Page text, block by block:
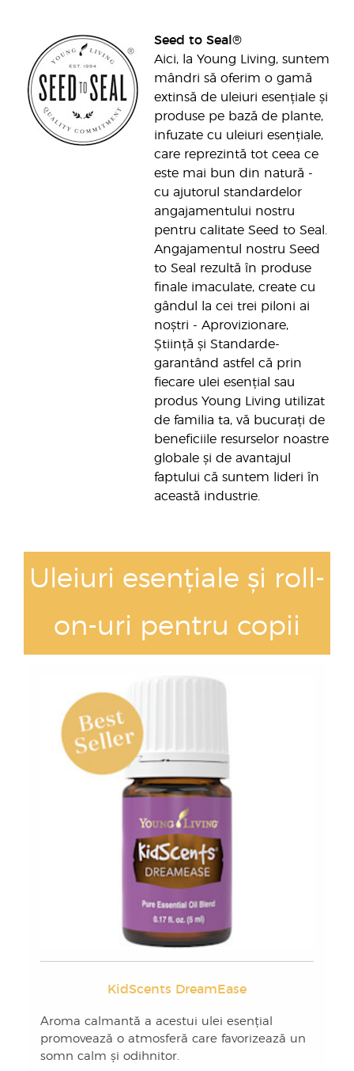
Seed to Seal®
Aici, la Young Living, suntem
mândri să oferim o gamă
extinsă de uleiuri esențiale și
produse pe bază de plante,
infuzate cu uleiuri esențiale,
care reprezintă tot ceea ce
este mai bun din natură -
cu ajutorul standardelor
angajamentului nostru
pentru calitate Seed to Seal.
Angajamentul nostru Seed
to Seal rezultă în produse
finale imaculate, create cu
gândul la cei trei piloni ai
noștri - Aprovizionare,
Știință și Standarde-
garantând astfel că prin
fiecare ulei esențial sau
produs Young Living utilizat
de familia ta, vă bucurați de
beneficiile resurselor noastre
globale și de avantajul
faptului că suntem lideri în
această industrie.
Uleiuri esențiale și roll-
on-uri pentru copii
KidScents DreamEase
Aroma calmantă a acestui ulei esențial
promovează o atmosferă care favorizează un
somn calm și odihnitor.